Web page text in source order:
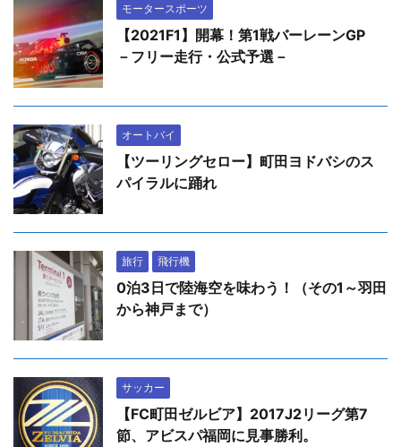
モータースポーツ
【2021F1】開幕！第1戦バーレーンGP
－フリー走行・公式予選－
オートバイ
【ツーリングセロー】町田ヨドバシのス
パイラルに踊れ
旅行 飛行機
0泊3日で陸海空を味わう！（その1～羽田
から神戸まで）
サッカー
【FC町田ゼルビア】2017J2リーグ第7
節、アビスパ福岡に見事勝利。